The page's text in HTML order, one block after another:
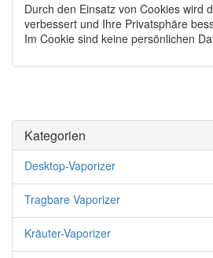
Durch den Einsatz von Cookies wird
verbessert und Ihre Privatsphäre
Im Cookie sind keine persönlichen
Kategorien
Desktop-Vaporizer
Tragbare Vaporizer
Kräuter-Vaporizer